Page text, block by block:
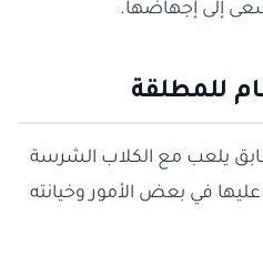
إلى إجهاضها.
للمطلقة
يلعب مع الكلاب الشرسة
في بعض الأمور وخيانته